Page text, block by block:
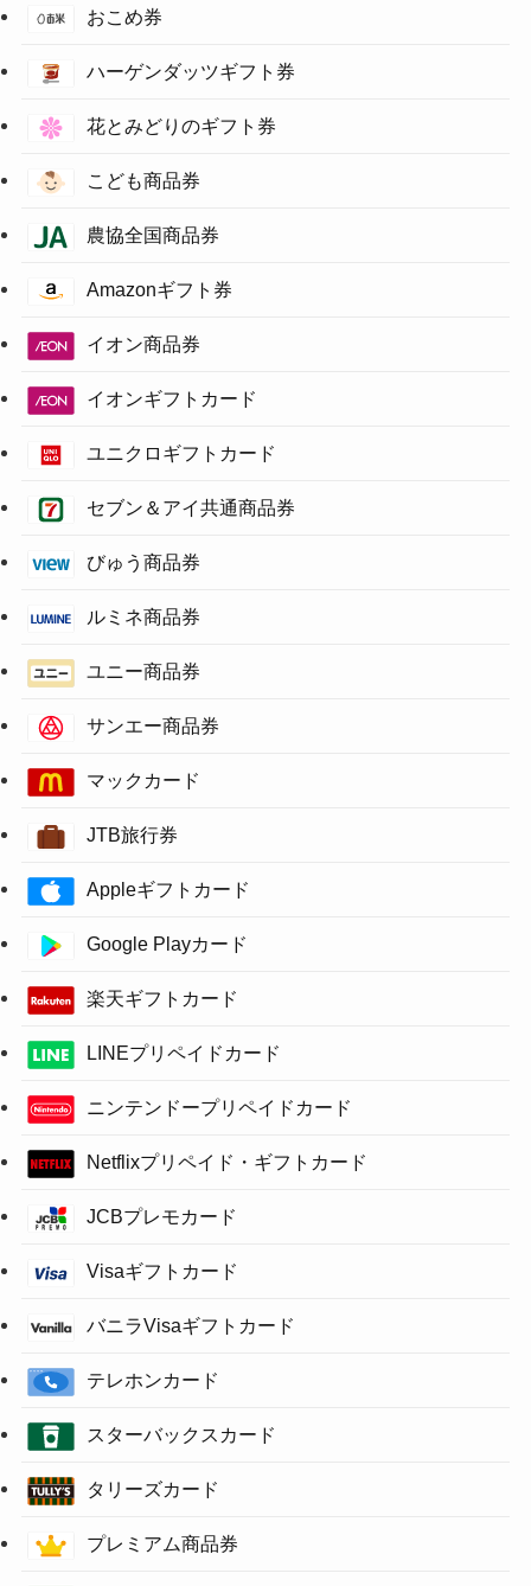
おこめ券
ハーゲンダッツギフト券
花とみどりのギフト券
こども商品券
農協全国商品券
Amazonギフト券
イオン商品券
イオンギフトカード
ユニクロギフトカード
セブン＆アイ共通商品券
びゅう商品券
ルミネ商品券
ユニー商品券
サンエー商品券
マックカード
JTB旅行券
Appleギフトカード
Google Playカード
楽天ギフトカード
LINEプリペイドカード
ニンテンドープリペイドカード
Netflixプリペイド・ギフトカード
JCBプレモカード
Visaギフトカード
バニラVisaギフトカード
テレホンカード
スターバックスカード
タリーズカード
プレミアム商品券